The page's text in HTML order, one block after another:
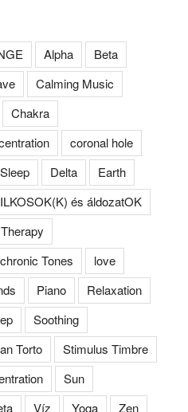
Alpha
Beta
Calming Music
Chakra
coronal hole
Delta
Earth
és áldozatOK
Tones
love
Piano
Relaxation
Soothing
Torto
Stimulus Timbre
Sun
Víz Yoga Zen